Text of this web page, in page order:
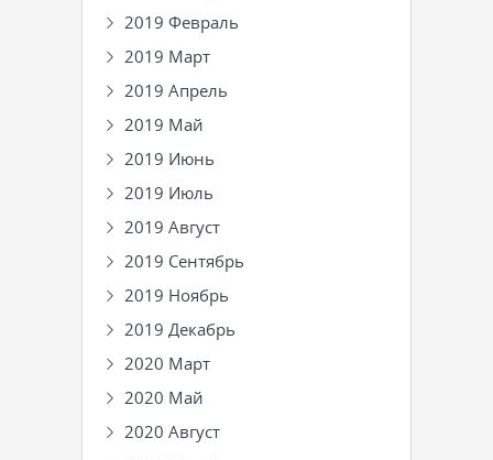
2019 Февраль
2019 Март
2019 Апрель
2019 Май
2019 Июнь
2019 Июль
2019 Август
2019 Сентябрь
2019 Ноябрь
2019 Декабрь
2020 Март
2020 Май
2020 Август